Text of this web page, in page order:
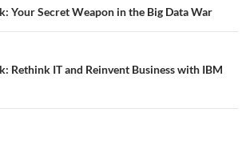
Your Secret Weapon in the Big Data War
Rethink IT and Reinvent Business with IBM